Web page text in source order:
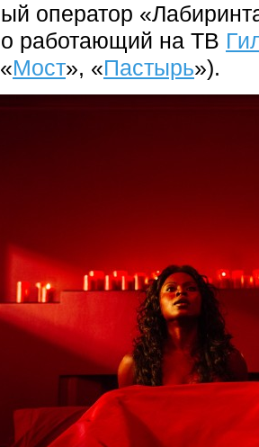
оператор
работающий на ТВ
Мост», «Пастырь»).